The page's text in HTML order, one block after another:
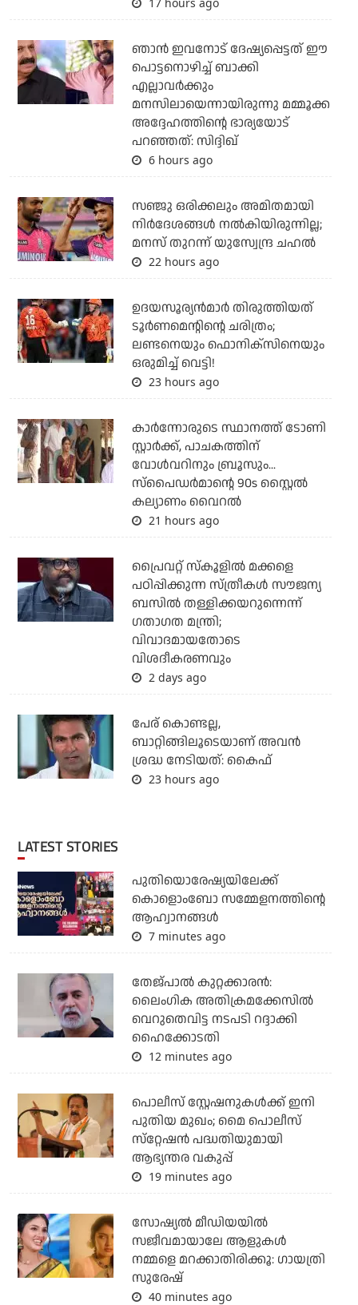
ഞാന്‍ ഇവനോട് ദേഷ്യപ്പെട്ടത് ഈ
പൊട്ടനൊഴിച്ച് ബാക്കി
എല്ലാവര്‍ക്കും
മനസിലായെന്നായിരുന്നു മമ്മൂക്ക
അദ്ദേഹത്തിന്റെ ഭാര്യയോട്
പറഞ്ഞത്: സിദ്ദിഖ്
6 hours ago
സഞ്ജു ഒരിക്കലും അമിതമായി
നിര്‍ദേശങ്ങള്‍ നല്‍കിയിരുന്നില്ല;
മനസ് തുറന്ന് യുസ്വേന്ദ്ര ചഹല്‍
22 hours ago
ഉദയസൂര്യന്‍മാര്‍ തിരുത്തിയത്
ടൂര്‍ണമെന്റിന്റെ ചരിത്രം;
ലണ്ടനെയും ഫൊനിക്‌സിനെയും
ഒരുമിച്ച് വെട്ടി!
23 hours ago
കാര്‍ന്നോരുടെ സ്ഥാനത്ത് ടോണി
സ്റ്റാര്‍ക്ക്, പാചകത്തിന്
വോള്‍വറിനും ബ്രൂസും...
സ്‌പൈഡര്‍മാന്റെ 90s സ്റ്റൈല്‍
കല്യാണം വൈറല്‍
21 hours ago
പ്രൈവറ്റ് സ്‌കൂളില്‍ മക്കളെ
പഠിപ്പിക്കുന്ന സ്ത്രീകള്‍ സൗജന്യ
ബസില്‍ തള്ളിക്കയറുന്നെന്ന്
ഗതാഗത മന്ത്രി;
വിവാദമായതോടെ
വിശദീകരണവും
2 days ago
പേര് കൊണ്ടല്ല,
ബാറ്റിങ്ങിലൂടെയാണ് അവൻ
ശ്രദ്ധ നേടിയത്: കൈഫ്
23 hours ago
LATEST STORIES
പുതിയൊരേഷ്യയിലേക്ക്
കൊളൊംബോ സമ്മേളനത്തിന്റെ
ആഹ്വാനങ്ങള്‍
7 minutes ago
തേജ്പാല്‍ കുറ്റക്കാരന്‍:
ലൈംഗിക അതിക്രമക്കേസില്‍
വെറുതെവിട്ട നടപടി റദ്ദാക്കി
ഹൈക്കോടതി
12 minutes ago
പൊലീസ് സ്റ്റേഷനുകള്‍ക്ക് ഇനി
പുതിയ മുഖം; മൈ പൊലീസ്
സ്‌റ്റേഷന്‍ പദ്ധതിയുമായി
ആഭ്യന്തര വകുപ്പ്
19 minutes ago
സോഷ്യൽ മീഡിയയിൽ
സജീവമായാലേ ആളുകൾ
നമ്മളെ മറക്കാതിരിക്കൂ: ഗായത്രി
സുരേഷ്
40 minutes ago